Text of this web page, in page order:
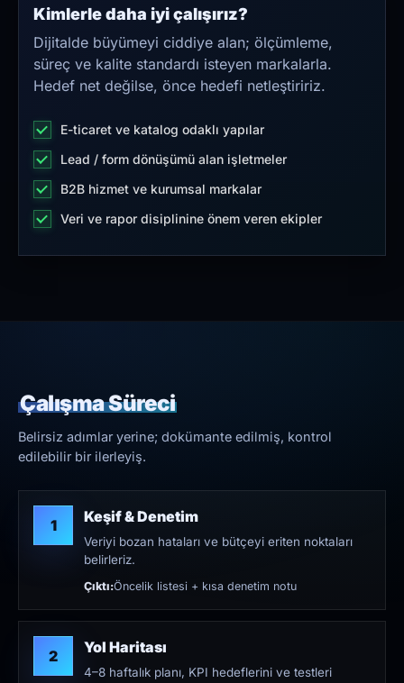
Kimlerle daha iyi çalışırız?
Dijitalde büyümeyi ciddiye alan; ölçümleme,
süreç ve kalite standardı isteyen markalarla.
Hedef net değilse, önce hedefi netleştiririz.
E-ticaret ve katalog odaklı yapılar
Lead / form dönüşümü alan işletmeler
B2B hizmet ve kurumsal markalar
Veri ve rapor disiplinine önem veren ekipler
Çalışma Süreci
Belirsiz adımlar yerine; dokümante edilmiş, kontrol
edilebilir bir ilerleyiş.
1 Keşif & Denetim
Veriyi bozan hataları ve bütçeyi eriten noktaları
belirleriz.
Çıktı:Öncelik listesi + kısa denetim notu
2 Yol Haritası
4–8 haftalık planı, KPI hedeflerini ve testleri